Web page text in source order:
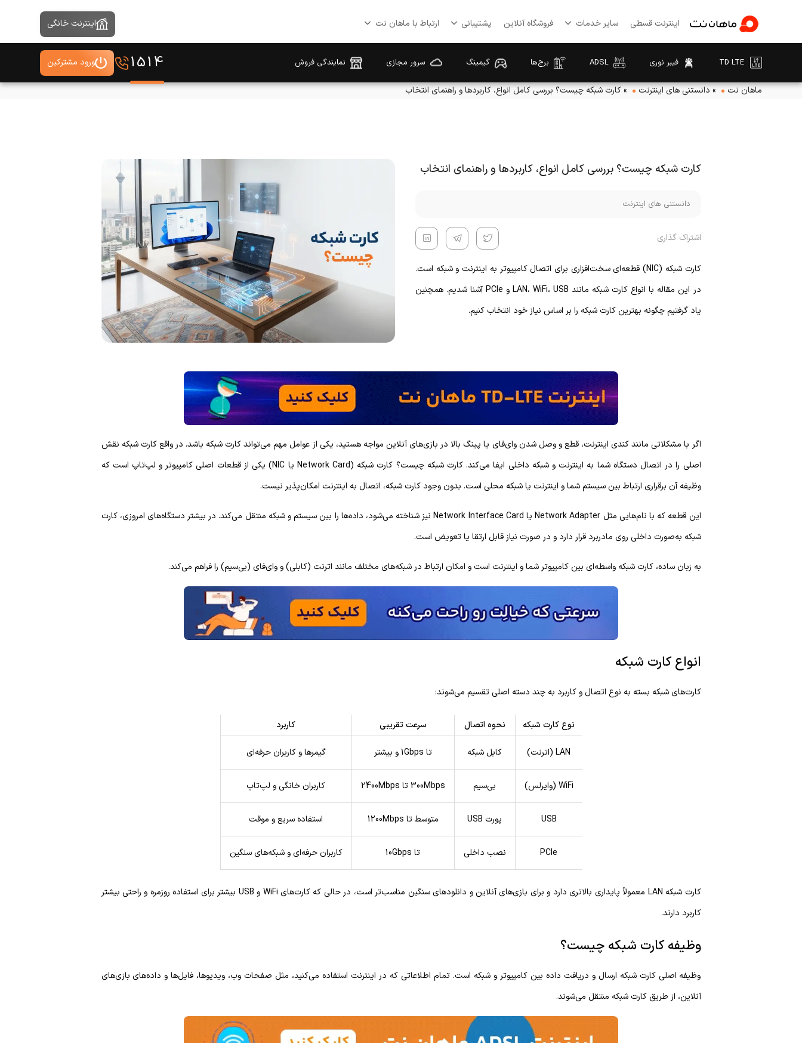
اینترنت قسطی سایر خدمات فروشگاه آنلاین پشتیبانی ارتباط با ماهان نت اینترنت خانگی
TD LTE فیبر نوری ADSL برج‌ها گیمینگ سرور مجازی نمایندگی فروش 1514 ورود مشترکین
ماهان نت » دانستنی های اینترنت »کارت شبکه چیست؟ بررسی کامل انواع، کاربردها و راهنمای انتخاب
کارت شبکه چیست؟ بررسی کامل انواع، کاربردها و راهنمای انتخاب
دانستنی های اینترنت
اشتراک گذاری
کارت شبکه (NIC) قطعه‌ای سخت‌افزاری برای اتصال کامپیوتر به اینترنت و شبکه است.
در این مقاله با انواع کارت شبکه مانند LAN، WiFi، USB و PCIe آشنا شدیم. همچنین
یاد گرفتیم چگونه بهترین کارت شبکه را بر اساس نیاز خود انتخاب کنیم.
اگر با مشکلاتی مانند کندی اینترنت، قطع و وصل شدن وای‌فای یا پینگ بالا در بازی‌های آنلاین مواجه هستید، یکی از عوامل مهم می‌تواند کارت شبکه باشد. در واقع کارت شبکه نقش
اصلی را در اتصال دستگاه شما به اینترنت و شبکه داخلی ایفا می‌کند. کارت شبکه چیست؟ کارت شبکه (Network Card یا NIC) یکی از قطعات اصلی کامپیوتر و لپ‌تاپ است که
وظیفه آن برقراری ارتباط بین سیستم شما و اینترنت یا شبکه محلی است. بدون وجود کارت شبکه، اتصال به اینترنت امکان‌پذیر نیست.
این قطعه که با نام‌هایی مثل Network Adapter یا Network Interface Card نیز شناخته می‌شود، داده‌ها را بین سیستم و شبکه منتقل می‌کند. در بیشتر دستگاه‌های امروزی، کارت
شبکه به‌صورت داخلی روی مادربرد قرار دارد و در صورت نیاز قابل ارتقا یا تعویض است.
به زبان ساده، کارت شبکه واسطه‌ای بین کامپیوتر شما و اینترنت است و امکان ارتباط در شبکه‌های مختلف مانند اترنت (کابلی) و وای‌فای (بی‌سیم) را فراهم می‌کند.
انواع کارت شبکه
کارت‌های شبکه بسته به نوع اتصال و کاربرد به چند دسته اصلی تقسیم می‌شوند:
نوع کارت شبکه نحوه اتصال سرعت تقریبی کاربرد
LAN (اترنت) کابل شبکه تا 1Gbps و بیشتر گیمرها و کاربران حرفه‌ای
WiFi (وایرلس) بی‌سیم 300Mbps تا 2400Mbps کاربران خانگی و لپ‌تاپ
USB پورت USB متوسط تا 1200Mbps استفاده سریع و موقت
PCIe نصب داخلی تا 10Gbps کاربران حرفه‌ای و شبکه‌های سنگین
کارت شبکه LAN معمولاً پایداری بالاتری دارد و برای بازی‌های آنلاین و دانلودهای سنگین مناسب‌تر است، در حالی که کارت‌های WiFi و USB بیشتر برای استفاده روزمره و راحتی بیشتر
کاربرد دارند.
وظیفه کارت شبکه چیست؟
وظیفه اصلی کارت شبکه ارسال و دریافت داده بین کامپیوتر و شبکه است. تمام اطلاعاتی که در اینترنت استفاده می‌کنید، مثل صفحات وب، ویدیوها، فایل‌ها و داده‌های بازی‌های
آنلاین، از طریق کارت شبکه منتقل می‌شوند.